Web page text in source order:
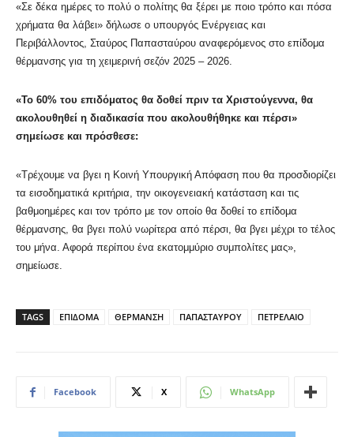
«Σε δέκα ημέρες το πολύ ο πολίτης θα ξέρει με ποιο τρόπο και πόσα
χρήματα θα λάβει» δήλωσε ο υπουργός Ενέργειας και
Περιβάλλοντος, Σταύρος Παπασταύρου αναφερόμενος στο επίδομα
θέρμανσης για τη χειμερινή σεζόν 2025 – 2026.
«Το 60% του επιδόματος θα δοθεί πριν τα Χριστούγεννα, θα
ακολουθηθεί η διαδικασία που ακολουθήθηκε και πέρσι»
σημείωσε και πρόσθεσε:
«Τρέχουμε να βγει η Κοινή Υπουργική Απόφαση που θα προσδιορίζει
τα εισοδηματικά κριτήρια, την οικογενειακή κατάσταση και τις
βαθμοημέρες και τον τρόπο με τον οποίο θα δοθεί το επίδομα
θέρμανσης, θα βγει πολύ νωρίτερα από πέρσι, θα βγει μέχρι το τέλος
του μήνα. Αφορά περίπου ένα εκατομμύριο συμπολίτες μας»,
σημείωσε.
TAGS ΕΠΙΔΟΜΑ ΘΕΡΜΑΝΣΗ ΠΑΠΑΣΤΑΥΡΟΥ ΠΕΤΡΕΛΑΙΟ
Facebook X WhatsApp